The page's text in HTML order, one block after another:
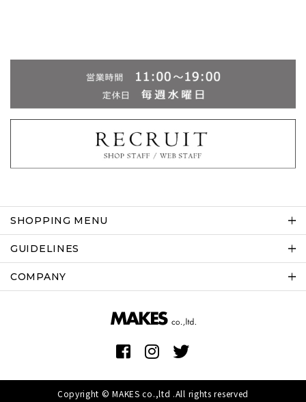
SHOPPING MENU
GUIDELINES
COMPANY
Copyright © MAKES co.,ltd .All rights reserved